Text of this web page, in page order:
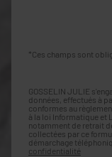
*Ces champs sont
GOSSELIN JULIE
données, effectués à
conformes au
à la loi Informatique et
notamment de retrait
collectées par ce
démarchage
confidentialité